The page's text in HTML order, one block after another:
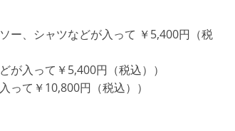
ー、シャツなどが入って ￥5,400円（税
が入って￥5,400円（税込））
って￥10,800円（税込））